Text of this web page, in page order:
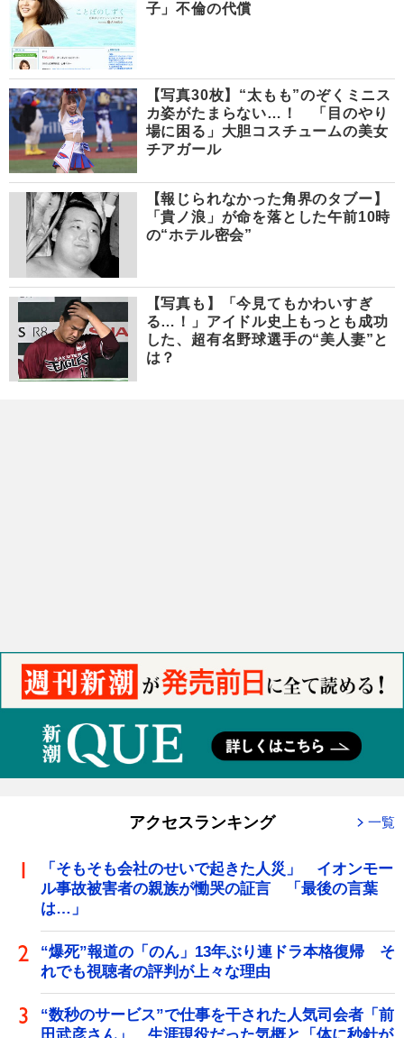
子」不倫の代償
【写真30枚】“太もも”のぞくミニス
カ姿がたまらない…！ 「目のやり
場に困る」大胆コスチュームの美女
チアガール
【報じられなかった角界のタブー】
「貴ノ浪」が命を落とした午前10時
の“ホテル密会”
【写真も】「今見てもかわいすぎ
る…！」アイドル史上もっとも成功
した、超有名野球選手の“美人妻”と
は？
アクセスランキング 一覧
「そもそも会社のせいで起きた人災」 イオンモー
ル事故被害者の親族が慟哭の証言 「最後の言葉
は…」
“爆死”報道の「のん」13年ぶり連ドラ本格復帰 そ
れでも視聴者の評判が上々な理由
“数秒のサービス”で仕事を干された人気司会者「前